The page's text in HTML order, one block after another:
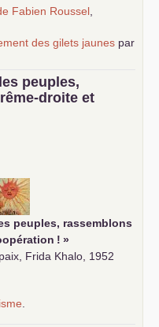
Fabien Roussel
des gilets jaunes par
le marxisme est la
et ouvrier
peuples,
droite et
peuples, rassemblons
! »
Frida Khalo, 1952